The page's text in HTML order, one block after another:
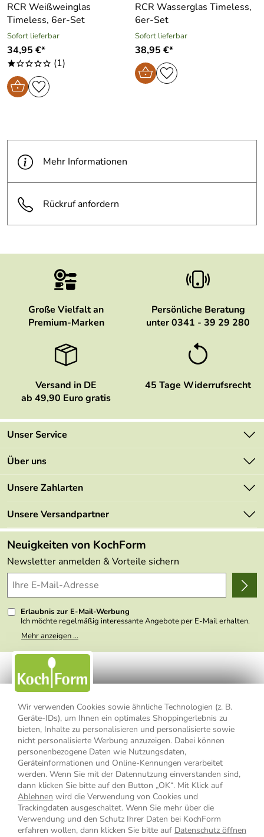
Wir verwenden Cookies sowie ähnliche Technologien (z. B.
Geräte-IDs), um Ihnen ein optimales Shoppingerlebnis zu
bieten, Inhalte zu personalisieren und personalisierte sowie
nicht personalisierte Werbung anzuzeigen. Dabei können
personenbezogene Daten wie Nutzungsdaten,
Geräteinformationen und Online-Kennungen verarbeitet
werden. Wenn Sie mit der Datennutzung einverstanden sind,
dann klicken Sie bitte auf den Button „OK“. Mit Klick auf
Ablehnen wird die Verwendung von Cookies und
Trackingdaten ausgeschaltet. Wenn Sie mehr über die
Verwendung und den Schutz Ihrer Daten bei KochForm
erfahren wollen, dann klicken Sie bitte auf Datenschutz öffnen
RCR Weißweinglas
Timeless, 6er-Set
Sofort lieferbar
34,95 €*
*oooo (1)
RCR Wasserglas Timeless,
6er-Set
Sofort lieferbar
38,95 €*
Mehr Informationen
Rückruf anfordern
Große Vielfalt an
Premium-Marken
Persönliche Beratung
unter 0341 - 39 29 280
Versand in DE
ab 49,90 Euro gratis
45 Tage Widerrufsrecht
Unser Service
Kontakt
Mehrwertsteuerfrei
Retourenportal
FAQs
Lieferbedingungen
Delivery Terms
Kundenlogin
Über uns
Marken
Angebote
Made in Germany
Themen
Wir über uns
Presse
Unsere Zahlarten
Unsere Versandpartner
Neuigkeiten von KochForm
Newsletter anmelden & Vorteile sichern
Erlaubnis zur E-Mail-Werbung
Ich möchte regelmäßig interessante Angebote per E-Mail erhalten.
Meine E-Mail-Adresse wird nicht an andere Unternehmen
weitergegeben. Zu statistischen Zwecken wird in anonymer Form
nicht erkennbar, welche konkrete Person geklickt hat. Diese
Einwilligung zur Nutzung meiner E-Mail- Adresse für Werbezwecke
kann ich jederzeit mit Wirkung für die Zukunft widerrufen, indem ich
den Link "Abmelden" am Ende des Newsletters anklicke oder die
Option Newsletter im Mitgliederbereich deaktiviere. Die
Mehr anzeigen ...
Impressum Datenschutzerklärung
AGB
Widerrufsbelehrung
Widerrufsformular
Vertrag widerrufen
* Alle Preisangaben inkl. MwSt., bis 49,90 € Bestellwert zzgl.
Versandkosten, ab 49,90 € Bestellwert inkl.Versandkosteninnerhalb